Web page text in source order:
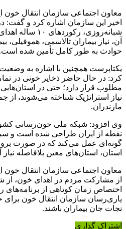
معاون اجتماعی سازمان انتقال خون
اخیر این سازمان اشاره کرد و گفت:
شبانه‌روزی،
آن، نیاز بیماران تالاسمی،
حوادث به طور کامل تأمین شده است.
یکتاپرست همچنین با اشاره به
کرد: در حال حاضر ذخایر خونی در
مطلوب قرار دارد؛ حتی در
نیاز استراتژیک شناخته می‌شوند، از
مازندران.
وی افزود: شبکه ملی خون‌رسانی
نقطه از ایران طراحی شده است و
گونه‌ای عمل می‌کند که در صورت
استان، استان‌های معین بلافاصله
معاون اجتماعی سازمان انتقال خون
از مشارکت مردم در اهدای خون، از
اختصاص زمان کوتاهی از برنامه‌های
یاری‌رسان سازمان انتقال خون برای
نجات جان بیماران باشند.
اشتراک گذاری